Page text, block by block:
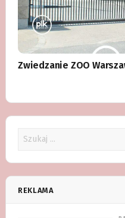
Zwiedzanie ZOO
REKLAMA